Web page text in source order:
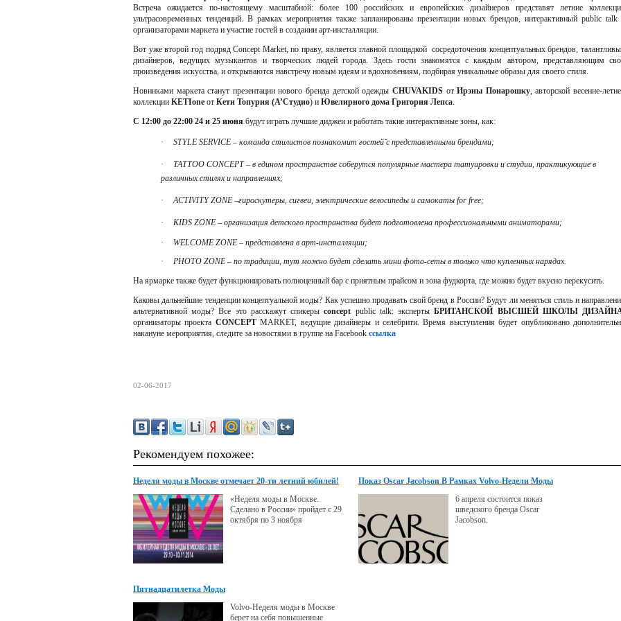
Встреча ожидается по-настоящему масштабной: более 100 российских и европейских дизайнеров представят летние
ультрасовременных тенденций. В рамках мероприятия также запланированы презентации новых брендов, интерактивный public talk
организаторами маркета и участие гостей в создании арт-инсталляции.
Вот уже второй год подряд Concept Market, по праву, является главной площадкой сосредоточения концептуальных брендов,
дизайнеров, ведущих музыкантов и творческих людей города. Здесь гости знакомятся с каждым автором, представляющим
произведения искусства, и открываются навстречу новым идеям и вдохновениям, подбирая уникальные образы для своего стиля.
Новинками маркета станут презентации нового бренда детской одежды CHUVAKIDS отИрэны Понарошку, авторской весенне-
коллекции KETIone от Кети Топурия (А’Студио) и Ювелирного дома Григория Лепса.
С 12:00 до 22:00 24 и 25 июня будут играть лучшие диджеи и работать такие интерактивные зоны, как:
· STYLE SERVICE – команда стилистов познакомит гостей̆ с представленными брендами;
·
TATTOO CONCEPT – в едином пространстве соберутся популярные мастера татуировки и студии, практикующие в
различных стилях и направлениях;
· ACTIVITY ZONE –гироскутеры, сигвеи, электрические велосипеды и самокаты for free;
· KIDS ZONE – организация детского пространства будет подготовлена профессиональными аниматорами;
· WELCOME ZONE – представлена в арт-инсталляции;
·
PHOTO ZONE – по традиции, тут можно будет сделать мини фото-сеты в только что купленных нарядах.
На ярмарке также будет функционировать полноценный бар с приятным прайсом и зона фудкорта, где можно будет вкусно перекусить.
Каковы дальнейшие тенденции концептуальной моды? Как успешно продавать свой бренд в России? Будут ли меняться стиль и
альтернативной моды? Все это расскажут спикерыconcept public talk: экспертыБРИТАНСКОЙ ВЫСШЕЙ ШКОЛЫ
организаторы проекта CONCEPT MARKET, ведущие дизайнеры и селебрити. Время выступления будет опубликовано
накануне мероприятия, следите за новостями в группе на Facebook ссылка
02-06-2017
Рекомендуем похожее:
Неделя моды в Москве отмечает 20-ти летний юбилей!
«Неделя моды в Москве.
Сделано в России» пройдет с 29
октября по 3 ноября
Показ Oscar Jacobson В Рамках Volvo-Недели Моды
6 апреля состоится показ
шведского бренда Oscar
Jacobson.
Пятнадцатилетка Моды
Volvo-Неделя моды в Москве
берет на себя повышенные